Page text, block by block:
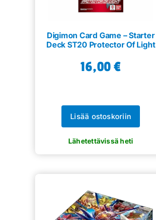
Digimon Card Game – Starter
Deck ST20 Protector Of Light
16,00€
Lisää ostoskoriin